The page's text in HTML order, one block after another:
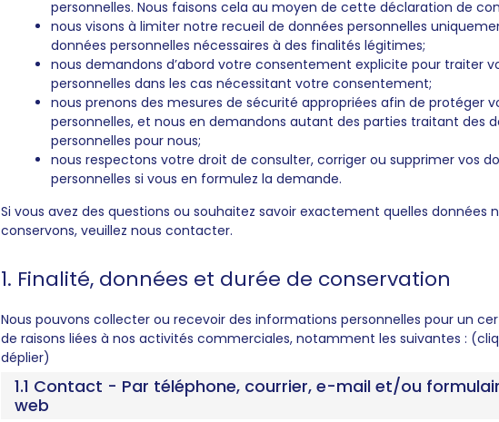
personnelles. Nous faisons cela au moyen de cette déclaration de
nous visons à limiter notre recueil de données personnelles
données personnelles nécessaires à des finalités légitimes;
nous demandons d’abord votre consentement explicite pour traiter
personnelles dans les cas nécessitant votre consentement;
nous prenons des mesures de sécurité appropriées afin de protéger
personnelles, et nous en demandons autant des parties traitant des
personnelles pour nous;
nous respectons votre droit de consulter, corriger ou supprimer vos
personnelles si vous en formulez la demande.
Si vous avez des questions ou souhaitez savoir exactement quelles données
conservons, veuillez nous contacter.
1. Finalité, données et durée de conservation
Nous pouvons collecter ou recevoir des informations personnelles pour un
de raisons liées à nos activités commerciales, notamment les suivantes :
déplier)
1.1 Contact - Par téléphone, courrier, e-mail et/ou
web